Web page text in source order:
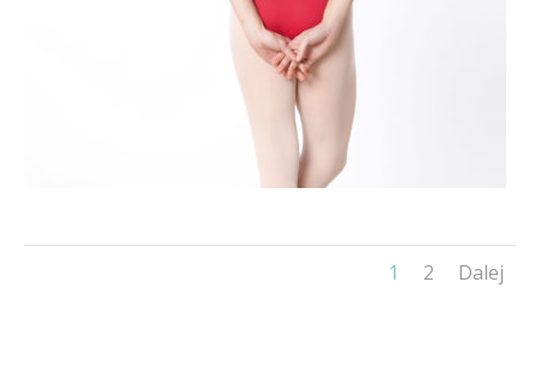
1 2 Dalej